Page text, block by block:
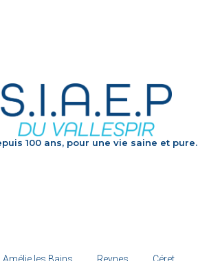
100 ans, pour une vie saine et pure.